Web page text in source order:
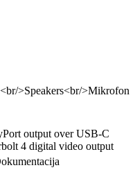
>Speakers<br/>Mikrofon
output over USB‑C
4 digital video output